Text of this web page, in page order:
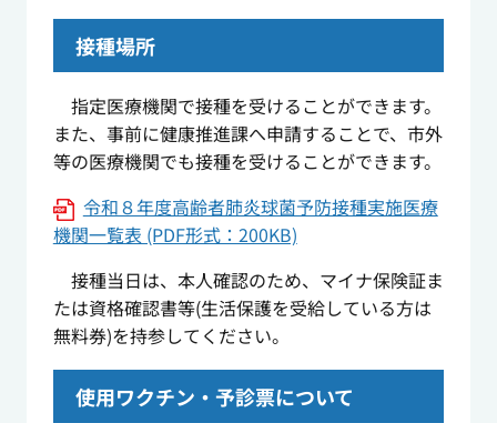
接種場所
指定医療機関で接種を受けることができます。
また、事前に健康推進課へ申請することで、市外
等の医療機関でも接種を受けることができます。
令和８年度高齢者肺炎球菌予防接種実施医療
機関一覧表 (PDF形式：200KB)
接種当日は、本人確認のため、マイナ保険証ま
たは資格確認書等(生活保護を受給している方は
無料券)を持参してください。
使用ワクチン・予診票について